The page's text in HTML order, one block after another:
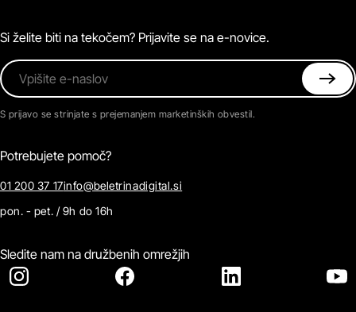
Kontaktirajte nas
Si želite biti na tekočem? Prijavite se na e-novice.
Vpišite e-naslov
S prijavo se strinjate s prejemanjem marketinških obvestil.
Potrebujete pomoč?
01 200 37 17info@beletrinadigital.si
pon. - pet. / 9h do 16h
Sledite nam na družbenih omrežjih